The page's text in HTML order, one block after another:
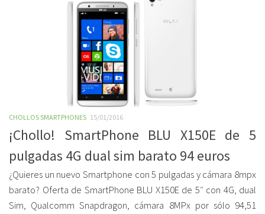
CHOLLOS SMARTPHONES 15/01/2016
¡Chollo! SmartPhone BLU X150E de 5
pulgadas 4G dual sim barato 94 euros
¿Quieres un nuevo Smartphone con 5 pulgadas y cámara 8mpx
barato? Oferta de SmartPhone BLU X150E de 5″ con 4G, dual
Sim, Qualcomm Snapdragon, cámara 8MPx por sólo 94,51